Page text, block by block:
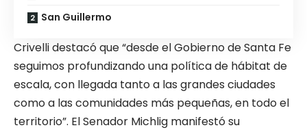
San Guillermo
Crivelli destacó que “desde el Gobierno de Santa Fe
seguimos profundizando una política de hábitat de
escala, con llegada tanto a las grandes ciudades
como a las comunidades más pequeñas, en todo el
territorio”. El Senador Michlig manifestó su